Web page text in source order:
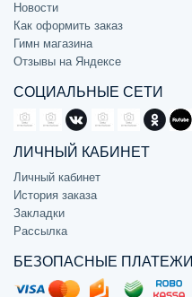
Новости
Как оформить заказ
Гимн магазина
Отзывы на Яндексе
СОЦИАЛЬНЫЕ СЕТИ
ЛИЧНЫЙ КАБИНЕТ
Личный кабинет
История заказа
Закладки
Рассылка
БЕЗОПАСНЫЕ ПЛАТЕЖИ